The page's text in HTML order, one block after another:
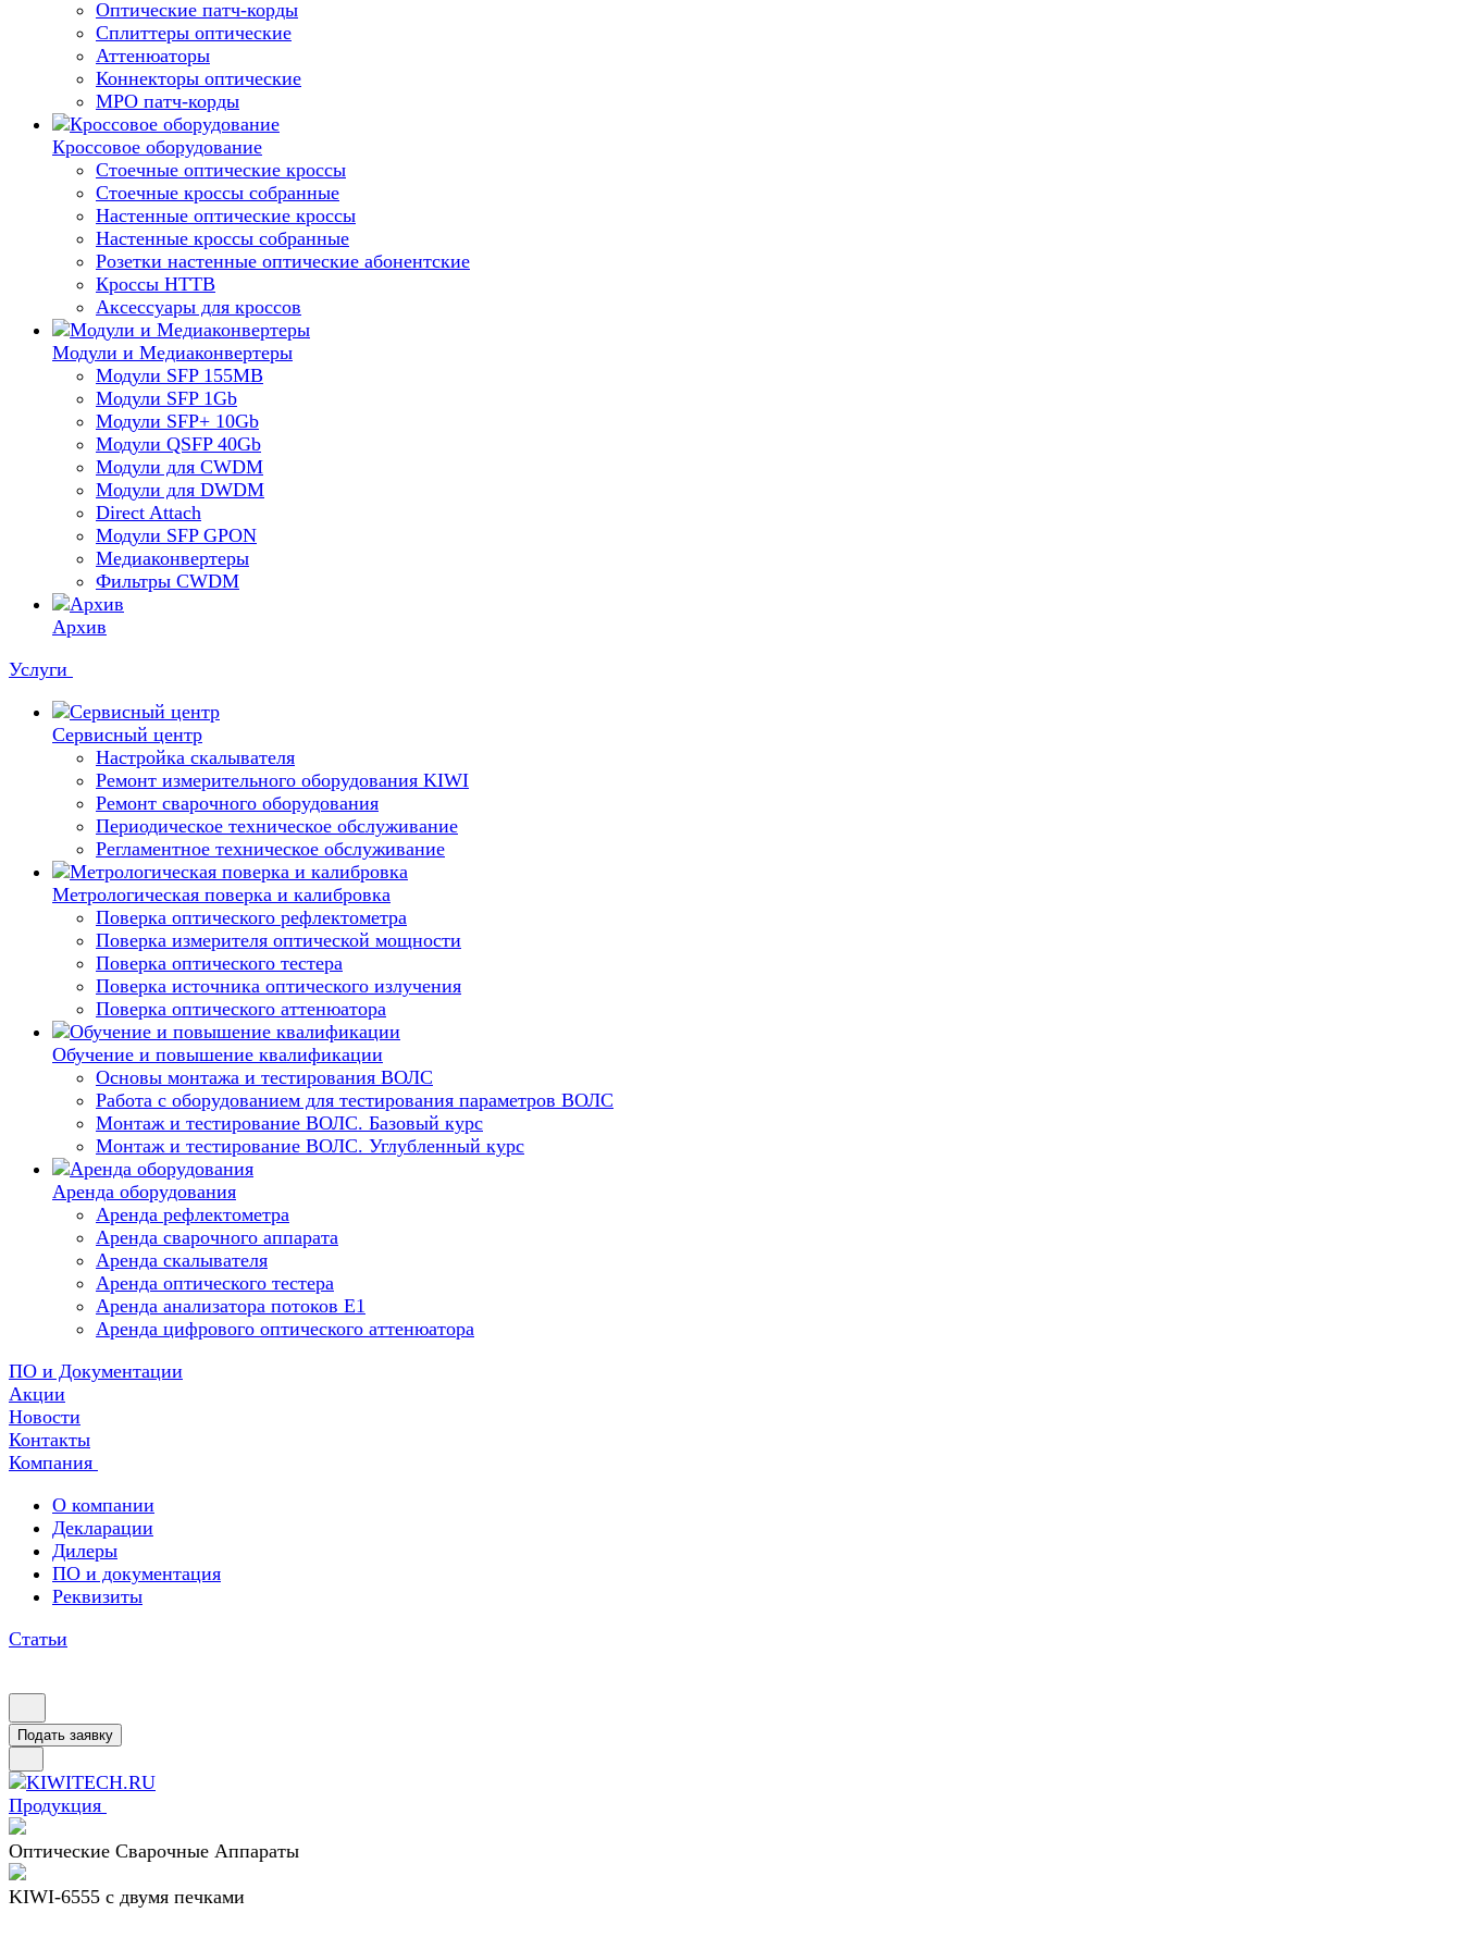
Оптические патч-корды
Сплиттеры оптические
Аттенюаторы
Коннекторы оптические
MPO патч-корды
Кроссовое оборудование
Стоечные оптические кроссы
Стоечные кроссы собранные
Настенные оптические кроссы
Настенные кроссы собранные
Розетки настенные оптические абонентские
Кроссы HTTB
Аксессуары для кроссов
Модули и Медиаконвертеры
Модули SFP 155MB
Модули SFP 1Gb
Модули SFP+ 10Gb
Модули QSFP 40Gb
Модули для CWDM
Модули для DWDM
Direct Attach
Модули SFP GPON
Медиаконвертеры
Фильтры CWDM
Архив
Услуги
Сервисный центр
Настройка скалывателя
Ремонт измерительного оборудования KIWI
Ремонт сварочного оборудования
Периодическое техническое обслуживание
Регламентное техническое обслуживание
Метрологическая поверка и калибровка
Поверка оптического рефлектометра
Поверка измерителя оптической мощности
Поверка оптического тестера
Поверка источника оптического излучения
Поверка оптического аттенюатора
Обучение и повышение квалификации
Основы монтажа и тестирования ВОЛС
Работа с оборудованием для тестирования параметров ВОЛС
Монтаж и тестирование ВОЛС. Базовый курс
Монтаж и тестирование ВОЛС. Углубленный курс
Аренда оборудования
Аренда рефлектометра
Аренда сварочного аппарата
Аренда скалывателя
Аренда оптического тестера
Аренда анализатора потоков Е1
Аренда цифрового оптического аттенюатора
ПО и Документации
Акции
Новости
Контакты
Компания
О компании
Декларации
Дилеры
ПО и документация
Реквизиты
Статьи
Подать заявку
Продукция
Оптические Сварочные Аппараты
KIWI-6555 c двумя печками